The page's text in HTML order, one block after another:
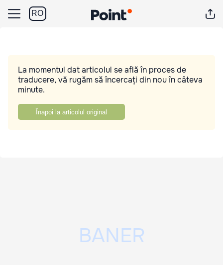
RO
La momentul dat articolul se află în proces de
traducere, vă rugăm să încercați din nou în câteva
minute.
Înapoi la articolul original